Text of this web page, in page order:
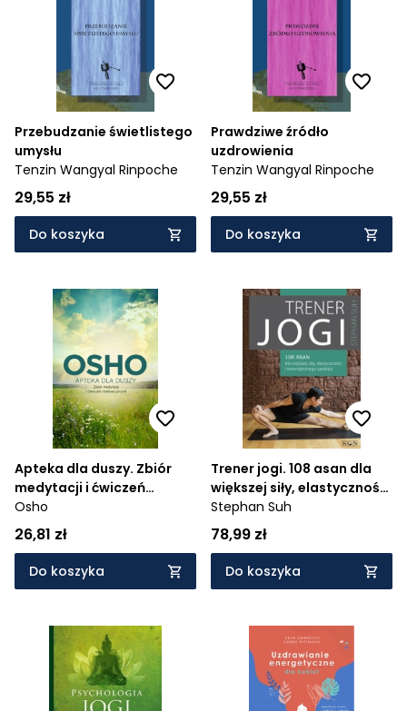
Przebudzanie świetlistego
umysłu
Tenzin Wangyal Rinpoche
29,55 zł
Do koszyka
Prawdziwe źródło
uzdrowienia
Tenzin Wangyal Rinpoche
29,55 zł
Do koszyka
Apteka dla duszy. Zbiór
medytacji i ćwiczeń
relaksacyjnych
Osho
26,81 zł
Do koszyka
Trener jogi. 108 asan dla
większej siły, elastyczności
i wewnętrznego spokoju
Stephan Suh
78,99 zł
Do koszyka